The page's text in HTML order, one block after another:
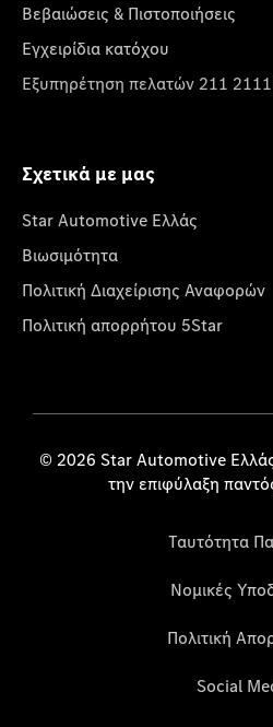
Βεβαιώσεις & Πιστοποιήσεις
Εγχειρίδια κατόχου
Εξυπηρέτηση πελατών 211
Σχετικά με μας
Star Automotive Ελλάς
Βιωσιμότητα
Πολιτική Διαχείρισης Αναφορών
Πολιτική απορρήτου 5Star
© 2026 Star Automotive
την επιφύλαξη
Ταυτότητα
Νομικές
Πολιτική
Social